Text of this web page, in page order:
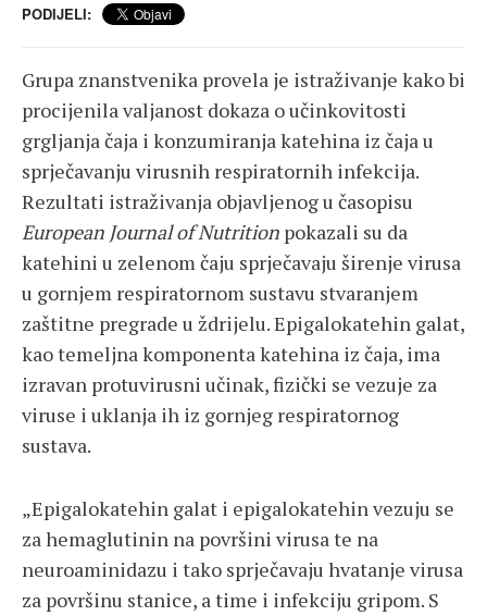
PODIJELI:
Grupa znanstvenika provela je istraživanje kako bi
procijenila valjanost dokaza o učinkovitosti
grgljanja čaja i konzumiranja katehina iz čaja u
sprječavanju virusnih respiratornih infekcija.
Rezultati istraživanja objavljenog u časopisu
European Journal of Nutrition pokazali su da
katehini u zelenom čaju sprječavaju širenje virusa
u gornjem respiratornom sustavu stvaranjem
zaštitne pregrade u ždrijelu. Epigalokatehin galat,
kao temeljna komponenta katehina iz čaja, ima
izravan protuvirusni učinak, fizički se vezuje za
viruse i uklanja ih iz gornjeg respiratornog
sustava.
„Epigalokatehin galat i epigalokatehin vezuju se
za hemaglutinin na površini virusa te na
neuroaminidazu i tako sprječavaju hvatanje virusa
za površinu stanice, a time i infekciju gripom. S